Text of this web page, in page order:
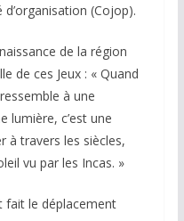
(Cojop).
de la région
de ces Jeux : « Quand
à une
lumière, c’est une
à travers les siècles,
vu par les Incas. »
fait le déplacement